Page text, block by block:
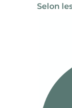
Selon